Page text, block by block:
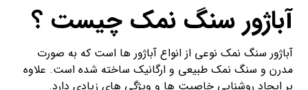
آباژور سنگ نمک چیست ؟
آباژور سنگ نمک نوعی از انواع آباژور ها است که به صورت
مدرن و سنگ نمک طبیعی و ارگانیک ساخته شده است. علاوه
بر ایجاد روشنایی خاصیت ها و ویژگی های زیادی دارد.